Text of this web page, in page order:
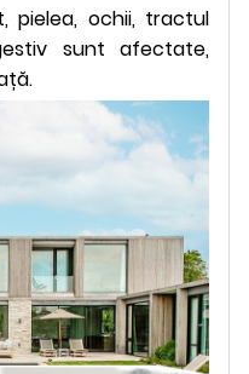
pielea, ochii, tractul
sunt afectate,